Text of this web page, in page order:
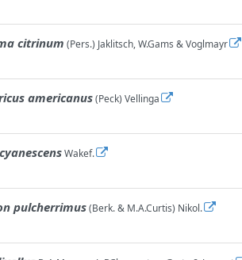
citrinum (Pers.) Jaklitsch, W.Gams & Voglmayr
americanus(Peck) Vellinga
Wakef.
pulcherrimus(Berk. & M.A.Curtis) Nikol.